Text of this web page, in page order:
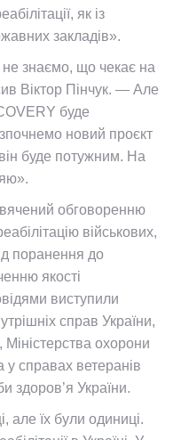
як із
закладів».
знаємо, що чекає на
Віктор Пінчук. — Але
буде
новий проєкт
він буде потужним. На
обговоренню
військових,
поранення до
якості
виступили
справ України,
Міністерства охорони
у справах ветеранів
здоров’я України.
але їх були одиниці.